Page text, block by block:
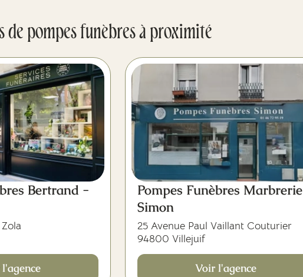
de pompes funèbres à proximité
Bertrand -
Pompes Funèbres Marbrerie
Simon
25 Avenue Paul Vaillant Couturier
94800 Villejuif
Voir l'agence